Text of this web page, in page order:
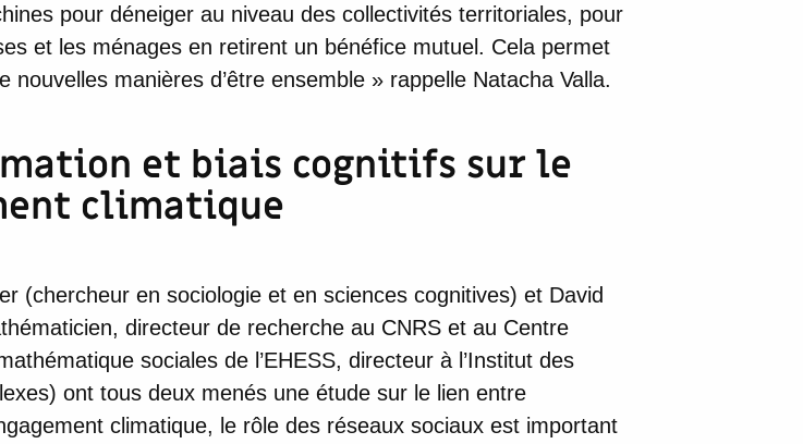
pour déneiger au niveau des collectivités territoriales, pour
et les ménages en retirent un bénéfice mutuel. Cela permet
nouvelles manières d’être ensemble » rappelle Natacha Valla.
et biais cognitifs sur le
climatique
(chercheur en sociologie et en sciences cognitives) et David
directeur de recherche au CNRS et au Centre
sociales de l’EHESS, directeur à l’Institut des
ont tous deux menés une étude sur le lien entre
climatique, le rôle des réseaux sociaux est important